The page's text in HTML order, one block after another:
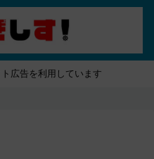
広告を利用しています